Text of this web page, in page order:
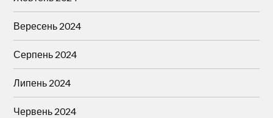
Вересень 2024
Серпень 2024
Липень 2024
Червень 2024